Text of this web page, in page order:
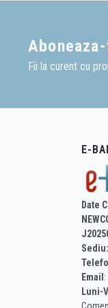
Fii la curent cu
E-
Date
Email
Luni-